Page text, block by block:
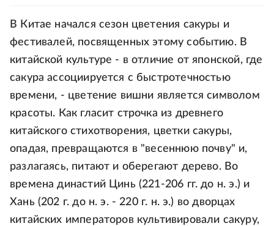
В Китае начался сезон цветения сакуры и
фестивалей, посвященных этому событию. В
китайской культуре - в отличие от японской, где
сакура ассоциируется с быстротечностью
времени, - цветение вишни является символом
красоты. Как гласит строчка из древнего
китайского стихотворения, цветки сакуры,
опадая, превращаются в "весеннюю почву" и,
разлагаясь, питают и оберегают дерево. Во
времена династий Цинь (221-206 гг. до н. э.) и
Хань (202 г. до н. э. - 220 г. н. э.) во дворцах
китайских императоров культивировали сакуру,